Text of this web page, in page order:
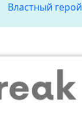
Властный герой